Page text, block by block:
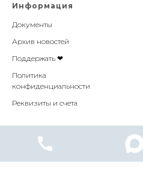
Информация
Документы
Архив новостей
Поддержать ❤
Политика
конфиденциальности
Реквизиты и счета